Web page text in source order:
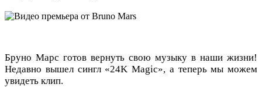
Бруно Марс готов вернуть свою музыку в наши жизни!
Недавно вышел сингл «24K Magic», а теперь мы можем
увидеть клип.